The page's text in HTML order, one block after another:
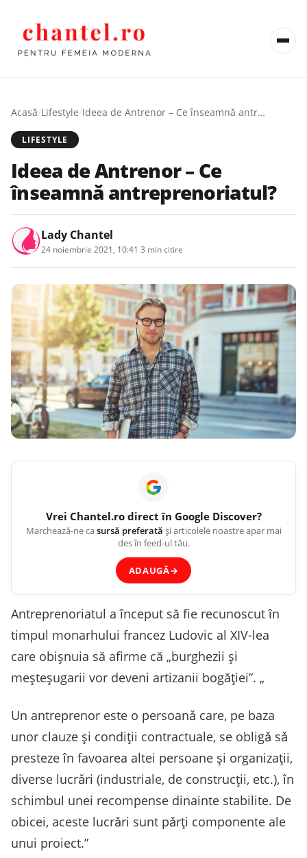
Acasă/Lifestyle/ Ideea de Antrenor – Ce înseamnă antreprenoriatul?
LIFESTYLE
Ideea de Antrenor – Ce
înseamnă antreprenoriatul?
Lady Chantel
24 noiembrie 2021, 10:41 3 min citire
Vrei Chantel.rodirect în Google Discover?
Marchează-ne casursă preferată și articolele noastre apar mai
des în feed-ul tău.
ADAUGĂ→
Antreprenoriatul a început să fie recunoscut în
timpul monarhului francez Ludovic al XIV-lea
care obișnuia să afirme că „burghezii și
meșteșugarii vor deveni artizanii bogăției”. „
Un antreprenor este o persoanǎ care, pe baza
unor clauze și condiții contractuale, se obligǎ sǎ
presteze în favoarea altei persoane și organizații,
diverse lucrǎri (industriale, de construcții, etc.), în
schimbul unei recompense dinainte stabilite. De
obicei, aceste lucrǎri sunt pǎrți componente ale
unui proiect.”